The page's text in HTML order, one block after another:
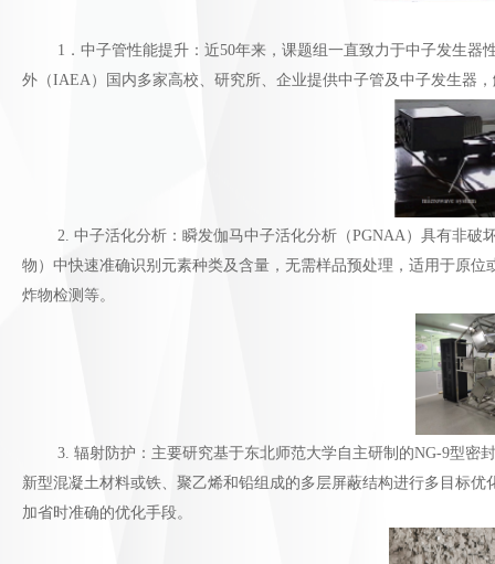
1．中子管性能提升：近50年来，课题组一直致力于中子发生器
外（IAEA）国内多家高校、研究所、企业提供中子管及中子发生器
2. 中子活化分析：瞬发伽马中子活化分析（PGNAA）具有非破
物）中快速准确识别元素种类及含量，无需样品预处理，适用于原
炸物检测等。
3. 辐射防护：主要研究基于东北师范大学自主研制的NG-9型密封
新型混凝土材料或铁、聚乙烯和铅组成的多层屏蔽结构进行多目标
加省时准确的优化手段。